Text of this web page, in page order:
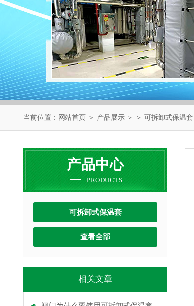
当前位置： 网站首页 ＞ 产品展示 ＞ ＞ 可拆卸式保温套
产品中心
PRODUCTS
可拆卸式保温套
查看全部
相关文章